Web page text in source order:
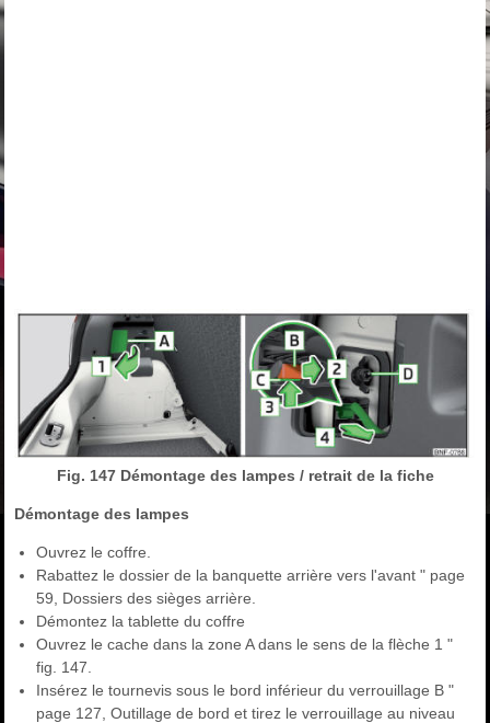
Fig. 147 Démontage des lampes / retrait de la fiche
Démontage des lampes
Ouvrez le coffre.
Rabattez le dossier de la banquette arrière vers l'avant " page
59, Dossiers des sièges arrière.
Démontez la tablette du coffre
Ouvrez le cache dans la zone A dans le sens de la flèche 1 "
fig. 147.
Insérez le tournevis sous le bord inférieur du verrouillage B "
page 127, Outillage de bord et tirez le verrouillage au niveau